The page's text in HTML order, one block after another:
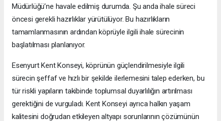
Müdürlüğü’ne havale edilmiş durumda. Şu anda ihale süreci
öncesi gerekli hazırlıklar yürütülüyor. Bu hazırlıkların
tamamlanmasının ardından köprüyle ilgili ihale sürecinin
başlatılması planlanıyor.
Esenyurt Kent Konseyi, köprünün güçlendirilmesiyle ilgili
sürecin şeffaf ve hızlı bir şekilde ilerlemesini talep ederken, bu
tür riskli yapıların takibinde toplumsal duyarlılığın artırılması
gerektiğini de vurguladı. Kent Konseyi ayrıca halkın yaşam
kalitesini doğrudan etkileyen altyapı sorunlarının çözümünün